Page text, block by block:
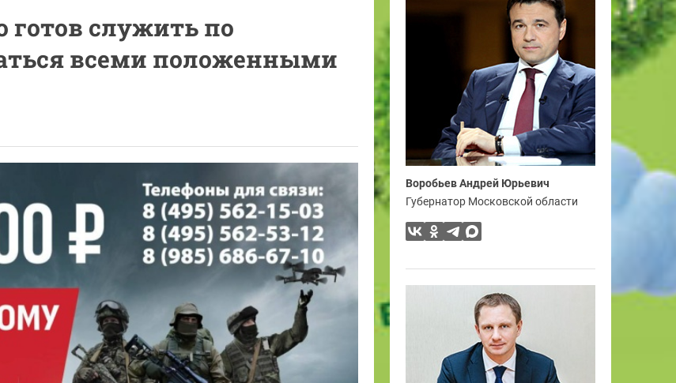
готов служить по
всеми положенными
Воробьев Андрей Юрьевич
Губернатор Московской области